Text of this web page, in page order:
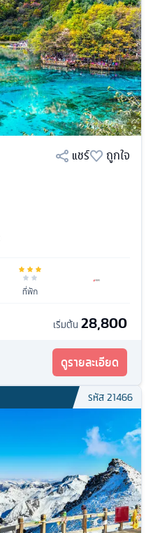
แชร์
ถูกใจ
ที่พัก
เริ่มต้น 28,800
ดูรายละเอียด
รหัส21466